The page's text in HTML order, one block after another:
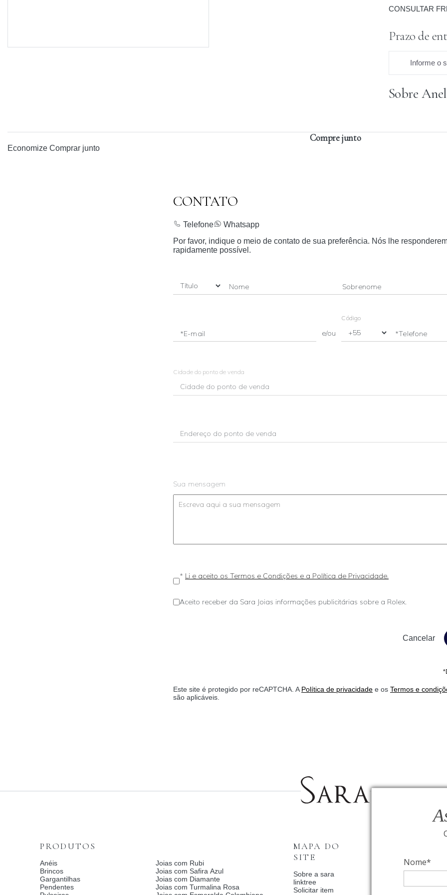
Nome*
CONSULTAR
Prazo de
Informe o
Sobre
Compre junto
Economize Comprar junto
CONTATO
Telefone
Whatsapp
Por favor, indique o meio de contato de sua preferência. Nós lhe
rapidamente possível.
Nome Sobrenome
*E-mail e/ou
Código
*Telefone
Cidade do ponto de venda
Sua mensagem
* Li e aceito os Termos e Condições e a Política de Privacidade.
Aceito receber da Sara Joias informações publicitárias sobre a Rolex.
Este site é protegido por reCAPTCHA. APolítica de privacidade e os Termos e
são aplicáveis.
Fale Conosco
Relógios BVLGARI
Condições de
MAPA DO
SITE
Sobre a sara
linktree
Solicitar item
PRODUTOS
Anéis
Brincos
Gargantilhas
Pendentes
Joias com Rubi
Joias com Safira Azul
Joias com Diamante
Joias com Turmalina Rosa